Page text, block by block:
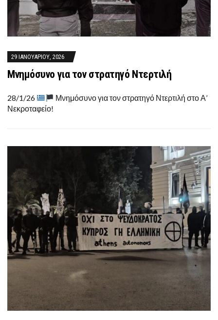
29 ΙΑΝΟΥΑΡΊΟΥ, 2026
Μνημόσυνο για τον στρατηγό Ντερτιλή
28/1/26
Μνημόσυνο για τον στρατηγό Ντερτιλή στο Α’
Νεκροταφείο!